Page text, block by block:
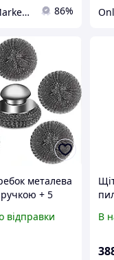
Online Market 24/7 86%
металева
ручкою + 5
відправки В